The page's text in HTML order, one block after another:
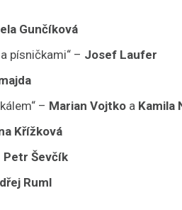
Gunčíková
písničkami“ – Josef Laufer
– Marian Vojtko a Kamila
Křížková
Petr Ševčík
Ruml